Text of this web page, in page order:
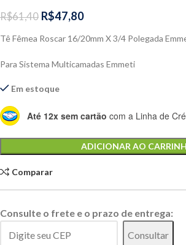
R$61,40 R$47,80
Tê Fêmea Roscar 16/20mm X 3/4 Polegada
Para Sistema Multicamadas Emmeti
Em estoque
Até 12x sem cartão com a Linha de
ADICIONAR AO
Comparar
Consulte o frete e o prazo de entrega:
Consultar